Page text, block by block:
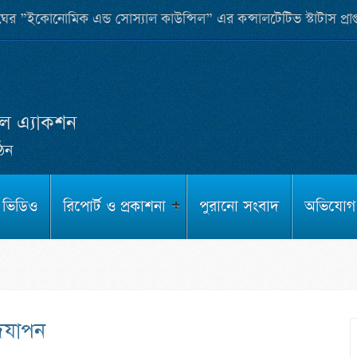
”ইকোনোমিক এন্ড সোস্যাল কাউন্সিল” এর কন্সালটেটিভ স্টাটাস
এ্যাকশন
ভিডিও রিপোর্ট ও প্রকাশনা পুরানো সংবাদ অভিযোগ